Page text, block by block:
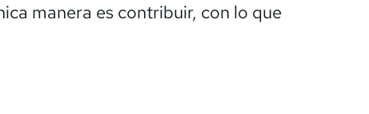
manera es contribuir, con lo que